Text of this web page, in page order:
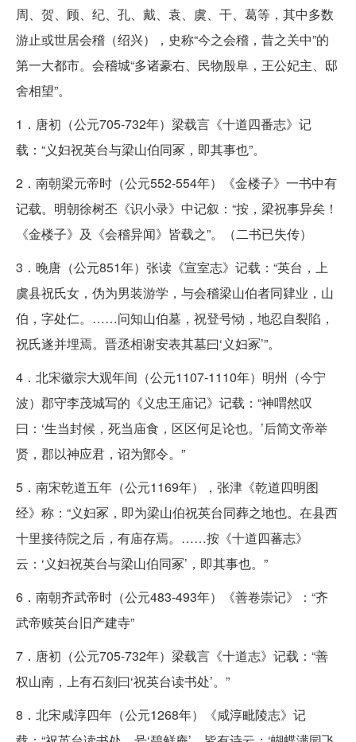
周、贺、顾、纪、孔、戴、袁、虞、干、葛等，其中多数
游止或世居会稽（绍兴），史称“今之会稽，昔之关中”的
第一大都市。会稽城“多诸豪右、民物殷阜，王公妃主、邸
舍相望”。
1．唐初（公元705-732年）梁载言《十道四番志》记
载：“义妇祝英台与梁山伯同冢，即其事也”。
2．南朝梁元帝时（公元552-554年）《金楼子》一书中有
记载。明朝徐树丕《识小录》中记叙：“按，梁祝事异矣！
《金楼子》及《会稽异闻》皆载之”。（二书已失传）
3．晚唐（公元851年）张读《宣室志》记载：“英台，上
虞县祝氏女，伪为男装游学，与会稽梁山伯者同肄业，山
伯，字处仁。……问知山伯墓，祝登号恸，地忍自裂陷，
祝氏遂并埋焉。晋丞相谢安表其墓曰‘义妇冢’”。
4．北宋徽宗大观年间（公元1107-1110年）明州（今宁
波）郡守李茂城写的《义忠王庙记》记载：“神喟然叹
曰：‘生当封候，死当庙食，区区何足论也。’后简文帝举
贤，郡以神应君，诏为鄮令。”
5．南宋乾道五年（公元1169年），张津《乾道四明图
经》称：“义妇冢，即为梁山伯祝英台同葬之地也。在县西
十里接待院之后，有庙存焉。……按《十道四蕃志》
云：‘义妇祝英台与梁山伯同冢’，即其事也。”
6．南朝齐武帝时（公元483-493年）《善卷崇记》：“齐
武帝赎英台旧产建寺”
7．唐初（公元705-732年）梁载言《十道志》记载：“善
权山南，上有石刻曰‘祝英台读书处’。”
8．北宋咸淳四年（公元1268年）《咸淳毗陵志》记